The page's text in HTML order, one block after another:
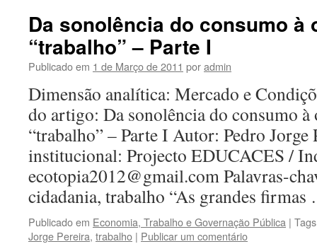
Da sonolência do consumo à
“trabalho” – Parte I
Publicado em 1 de Março de 2011 poradmin
Dimensão analítica: Mercado e
do artigo: Da sonolência do consumo à
“trabalho” – Parte I Autor: Pedro Jorge
institucional: Projecto EDUCACES /
ecotopia2012@gmail.com Palavras-
cidadania, trabalho “As grandes
Publicado em Economia, Trabalho e Governação Pública | Tags
Jorge Pereira, trabalho | Publicar um comentário